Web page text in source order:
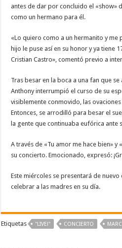
antes de dar por concluido el «show»
como un hermano para él.
«Lo quiero como a un hermanito y me
hijo le puse así en su honor y ya tiene
Cristian Castro», comentó previo a
Tras besar en la boca a una fan que
Anthony interrumpió el curso de su
visiblemente conmovido, las
Entonces, se arrodilló para besar el
la gente que continuaba eufórica ante
A través de «Tu amor me hace bien» y
su concierto. Emocionado, expresó:
Este miércoles se presentará de
celebrar a las madres en su día.
Etiquetas "LIVE!" CONCIERTO